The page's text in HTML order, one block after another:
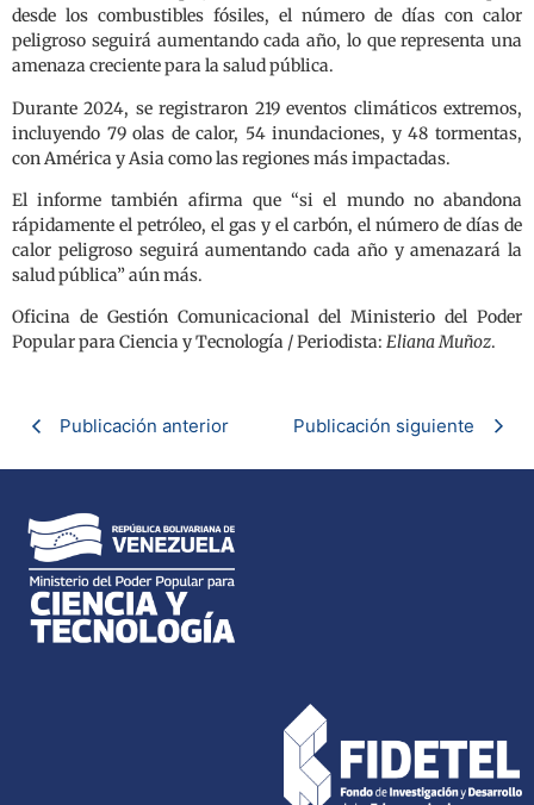
desde los combustibles fósiles, el número de días con calor
peligroso seguirá aumentando cada año, lo que representa una
amenaza creciente para la salud pública.
Durante 2024, se registraron 219 eventos climáticos extremos,
incluyendo 79 olas de calor, 54 inundaciones, y 48 tormentas,
con América y Asia como las regiones más impactadas.
El informe también afirma que “si el mundo no abandona
rápidamente el petróleo, el gas y el carbón, el número de días de
calor peligroso seguirá aumentando cada año y amenazará la
salud pública” aún más.
Oficina de Gestión Comunicacional del Ministerio del Poder
Popular para Ciencia y Tecnología / Periodista: Eliana Muñoz.
Publicación anterior Publicación siguiente